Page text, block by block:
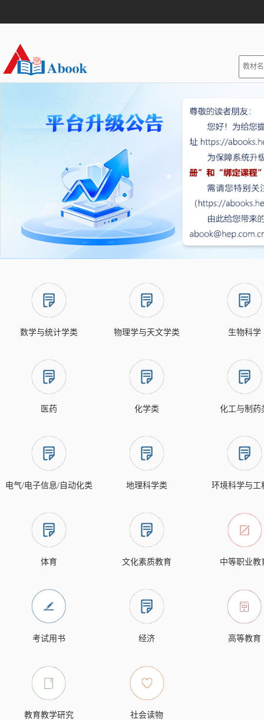
数学与统计学类 物理学与天文学类 生物科学
医药 化学类 化工与制药
电气/电子信息/自动化类 地理科学类 环境科学与工
体育 文化素质教育 中等职业教
考试用书 经济 高等教育
教育教学研究 社会读物